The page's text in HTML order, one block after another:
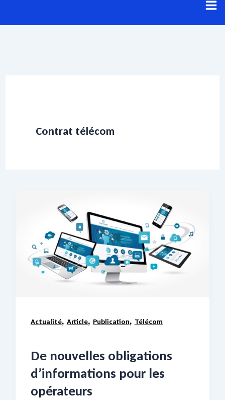
au
Contrat télécom
Actualité, Article, Publication, Télécom
De nouvelles obligations
d’informations pour les
opérateurs